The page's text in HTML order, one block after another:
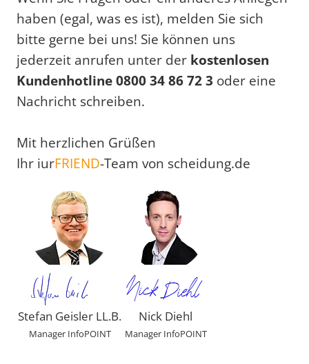
haben (egal, was es ist), melden Sie sich
bitte gerne bei uns! Sie können uns
jederzeit anrufen unter der kostenlosen
Kundenhotline 0800 34 86 72 3 oder eine
Nachricht schreiben.
Mit herzlichen Grüßen
Ihr iurFRIEND-Team von scheidung.de
Stefan Geisler LL.B.
Manager InfoPOINT
Nick Diehl
Manager InfoPOINT